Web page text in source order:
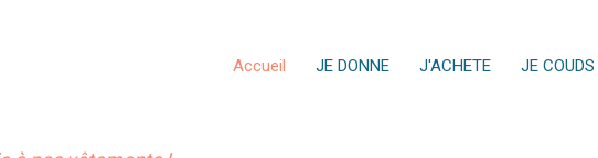
Accueil JE DONNE J'ACHETE JE COUDS